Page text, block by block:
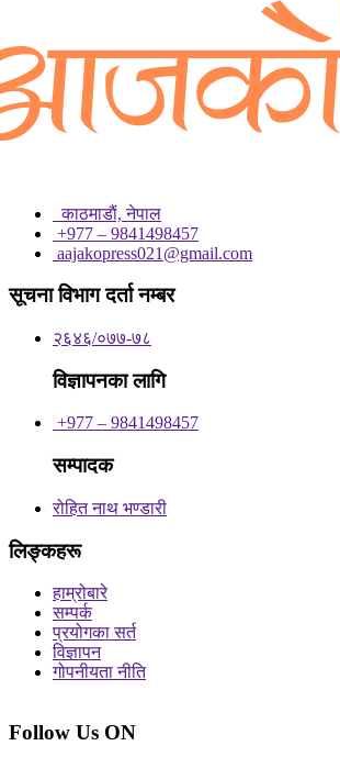
काठमाडाैं, नेपाल
+977 – 9841498457
aajakopress021@gmail.com
सूचना विभाग दर्ता नम्बर
२६४६/०७७-७८
विज्ञापनका लागि
+977 – 9841498457
सम्पादक
रोहित नाथ भण्डारी
लिङ्कहरू
हाम्रोबारे
सम्पर्क
प्रयोगका सर्त
विज्ञापन
गोपनीयता नीति
Follow Us ON